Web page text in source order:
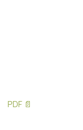
PDF 📄